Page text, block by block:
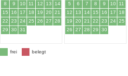
8
9 10 11 12 13
14
15
16 17 18 19 20
21
22
23 24 25 26 27
28
29
30 31
5
6 7 8 9 10
11
12
13 14 15 16 17
18
19
20 21 22 23 24 25
26
27 28 29 30
frei belegt